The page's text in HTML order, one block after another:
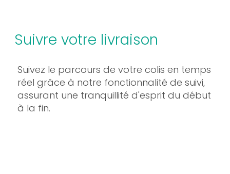
Suivre votre livraison
Suivez le parcours de votre colis en temps
réel grâce à notre fonctionnalité de suivi,
assurant une tranquillité d'esprit du début
à la fin.